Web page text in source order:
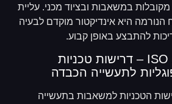
במשאבות ובציוד מכני. עליית
היא אינדיקטור מוקדם לבעיה
להתבצע באופן קבוע.
ISO 13709 (API 610) – דרישות טכניות
לתעשייה הכבדה
הטכניות למשאבות בתעשייה